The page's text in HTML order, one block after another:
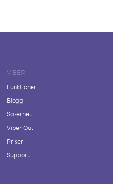
VIBER
Funktioner
Blogg
Säkerhet
Viber Out
Priser
Support